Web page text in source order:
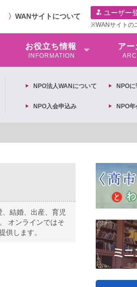
〉 WANサイトについて ユーザー
※WANサイトの
お役⽴ち情報
INFORMATION
アー
NPO法⼈WANについて NPO
NPO入会申込み NPO
結婚、出産、育児
オンラインではそ
供します。